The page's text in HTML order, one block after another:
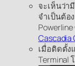
จะเห็นว่า
จำเป็นต้อ
Cascadia
เมื่อติดตั้ง
Terminal